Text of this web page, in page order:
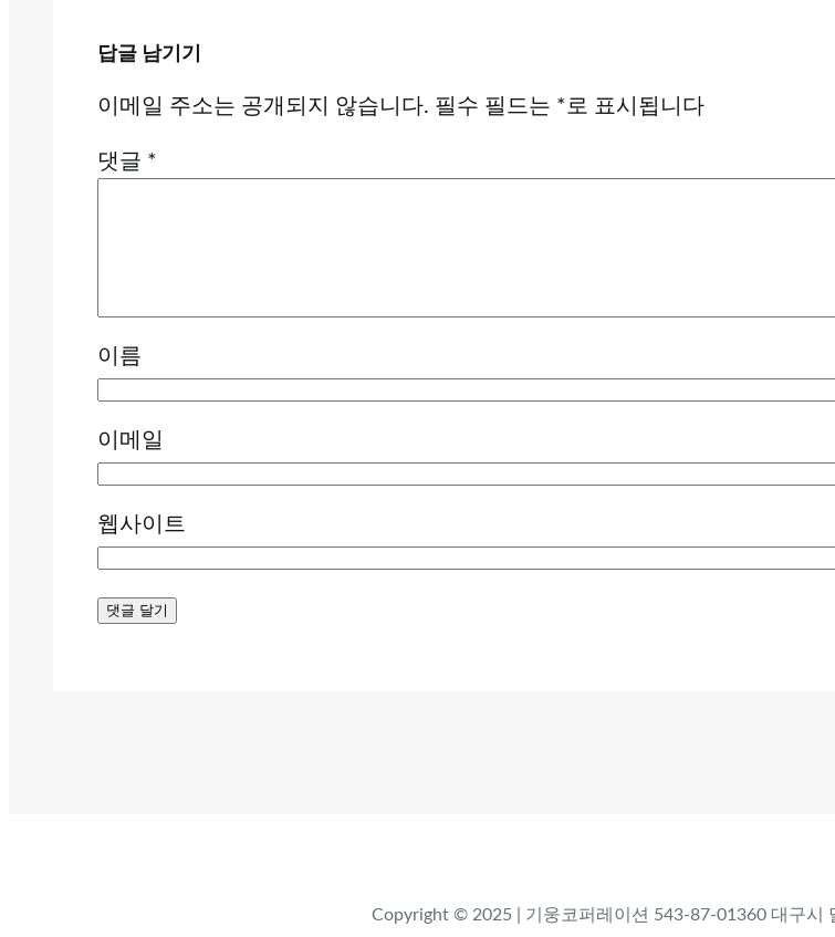
답글 남기기
이메일 주소는 공개되지 않습니다. 필수 필드는 *로 표시됩니다
댓글 *
이름
이메일
웹사이트
Copyright © 2025 | 기웅코퍼레이션 543-87-01360 대구시